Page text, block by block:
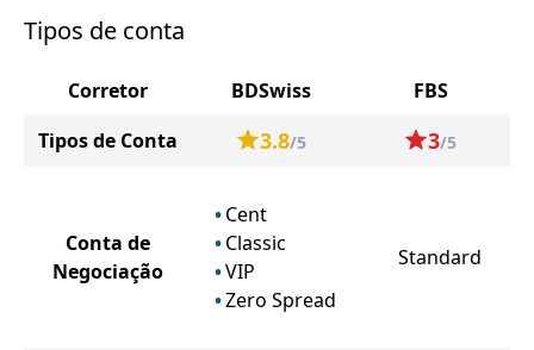
Tipos de conta
Corretor BDSwiss
FBS
Tipos de Conta
3.8/5 3/5
Conta de
Negociação
Cent
Classic
VIP
Zero Spread
Standard